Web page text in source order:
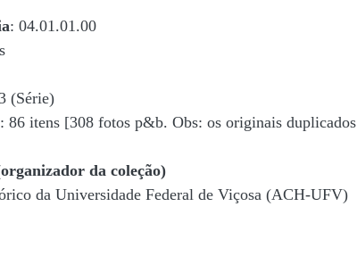
: 04.01.01.00
(Série)
: 86 itens [308 fotos p&b. Obs: os originais
da coleção)
da Universidade Federal de Viçosa (ACH-UFV)